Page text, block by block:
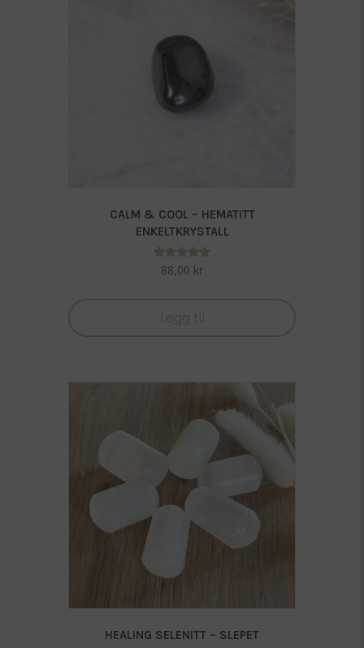
CALM & COOL – HEMATITT
ENKELTKRYSTALL
Vurdert
5.00
88,00 kr
Legg til
HEALING SELENITT – SLEPET